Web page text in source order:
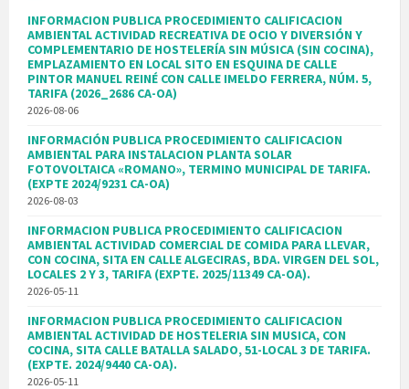
INFORMACION PUBLICA PROCEDIMIENTO CALIFICACION
AMBIENTAL ACTIVIDAD RECREATIVA DE OCIO Y DIVERSIÓN Y
COMPLEMENTARIO DE HOSTELERÍA SIN MÚSICA (SIN COCINA),
EMPLAZAMIENTO EN LOCAL SITO EN ESQUINA DE CALLE
PINTOR MANUEL REINÉ CON CALLE IMELDO FERRERA, NÚM. 5,
TARIFA (2026_2686 CA-OA)
2026-08-06
INFORMACIÓN PUBLICA PROCEDIMIENTO CALIFICACION
AMBIENTAL PARA INSTALACION PLANTA SOLAR
FOTOVOLTAICA «ROMANO», TERMINO MUNICIPAL DE TARIFA.
(EXPTE 2024/9231 CA-OA)
2026-08-03
INFORMACION PUBLICA PROCEDIMIENTO CALIFICACION
AMBIENTAL ACTIVIDAD COMERCIAL DE COMIDA PARA LLEVAR,
CON COCINA, SITA EN CALLE ALGECIRAS, BDA. VIRGEN DEL SOL,
LOCALES 2 Y 3, TARIFA (EXPTE. 2025/11349 CA-OA).
2026-05-11
INFORMACION PUBLICA PROCEDIMIENTO CALIFICACION
AMBIENTAL ACTIVIDAD DE HOSTELERIA SIN MUSICA, CON
COCINA, SITA CALLE BATALLA SALADO, 51-LOCAL 3 DE TARIFA.
(EXPTE. 2024/9440 CA-OA).
2026-05-11